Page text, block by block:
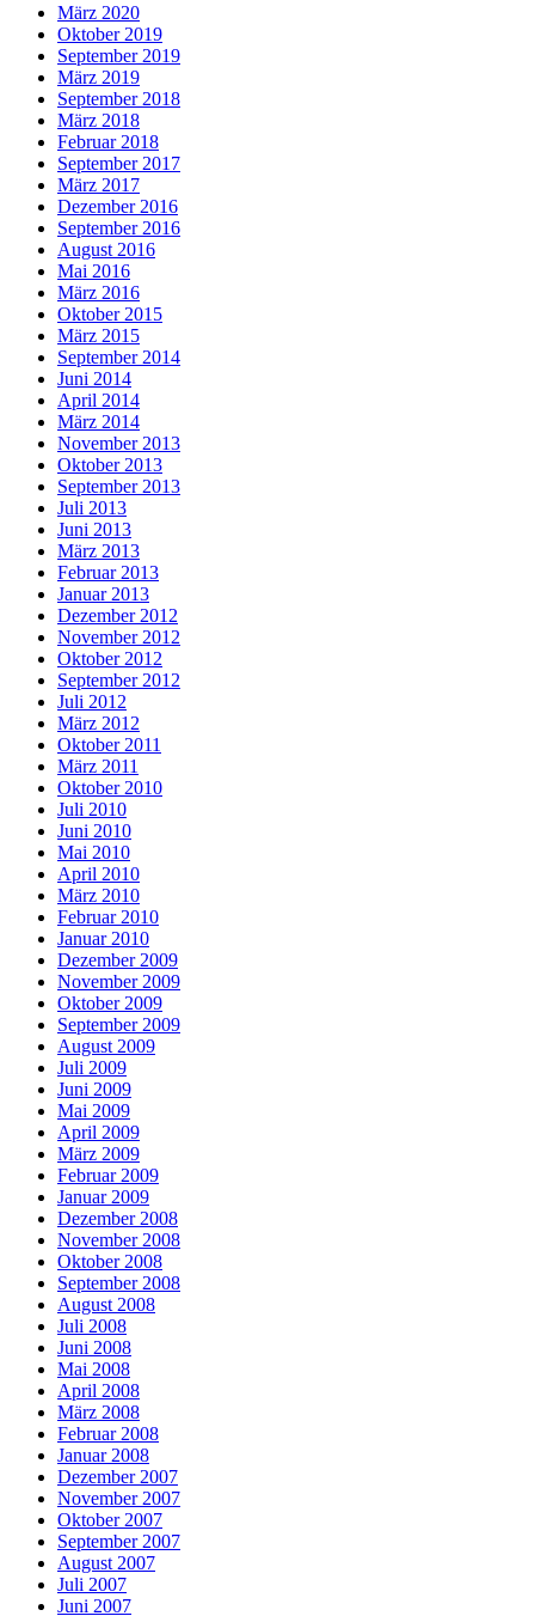
März 2020
Oktober 2019
September 2019
März 2019
September 2018
März 2018
Februar 2018
September 2017
März 2017
Dezember 2016
September 2016
August 2016
Mai 2016
März 2016
Oktober 2015
März 2015
September 2014
Juni 2014
April 2014
März 2014
November 2013
Oktober 2013
September 2013
Juli 2013
Juni 2013
März 2013
Februar 2013
Januar 2013
Dezember 2012
November 2012
Oktober 2012
September 2012
Juli 2012
März 2012
Oktober 2011
März 2011
Oktober 2010
Juli 2010
Juni 2010
Mai 2010
April 2010
März 2010
Februar 2010
Januar 2010
Dezember 2009
November 2009
Oktober 2009
September 2009
August 2009
Juli 2009
Juni 2009
Mai 2009
April 2009
März 2009
Februar 2009
Januar 2009
Dezember 2008
November 2008
Oktober 2008
September 2008
August 2008
Juli 2008
Juni 2008
Mai 2008
April 2008
März 2008
Februar 2008
Januar 2008
Dezember 2007
November 2007
Oktober 2007
September 2007
August 2007
Juli 2007
Juni 2007